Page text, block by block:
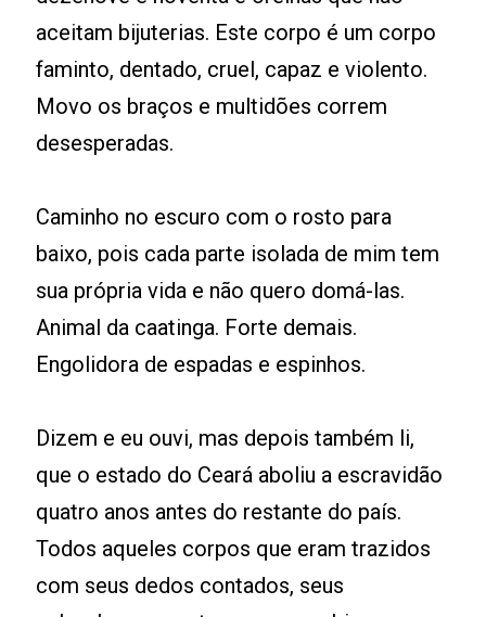
aceitam bijuterias. Este corpo é um corpo
faminto, dentado, cruel, capaz e violento.
Movo os braços e multidões correm
desesperadas.
Caminho no escuro com o rosto para
baixo, pois cada parte isolada de mim tem
sua própria vida e não quero domá-las.
Animal da caatinga. Forte demais.
Engolidora de espadas e espinhos.
Dizem e eu ouvi, mas depois também li,
que o estado do Ceará aboliu a escravidão
quatro anos antes do restante do país.
Todos aqueles corpos que eram trazidos
com seus dedos contados, seus